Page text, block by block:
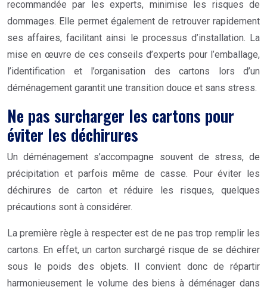
recommandée par les experts, minimise les risques de
dommages. Elle permet également de retrouver rapidement
ses affaires, facilitant ainsi le processus d’installation. La
mise en œuvre de ces conseils d’experts pour l’emballage,
l’identification et l’organisation des cartons lors d’un
déménagement garantit une transition douce et sans stress.
Ne pas surcharger les cartons pour
éviter les déchirures
Un déménagement s’accompagne souvent de stress, de
précipitation et parfois même de casse. Pour éviter les
déchirures de carton et réduire les risques, quelques
précautions sont à considérer.
La première règle à respecter est de ne pas trop remplir les
cartons. En effet, un carton surchargé risque de se déchirer
sous le poids des objets. Il convient donc de répartir
harmonieusement le volume des biens à déménager dans